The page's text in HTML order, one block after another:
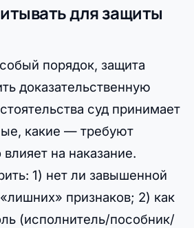
для защиты
порядок, защита
доказательственную
суд принимает
какие — требуют
на наказание.
1) нет ли завышенной
признаков; 2) как
(исполнитель/пособник/